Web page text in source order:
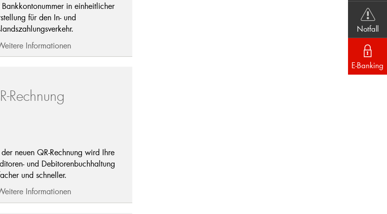
Bankkontonummer in einheitlicher
für den In- und
Informationen
Rechnung
neuen QR-Rechnung wird Ihre
und Debitorenbuchhaltung
und schneller.
Informationen
Notfall
E-Banking